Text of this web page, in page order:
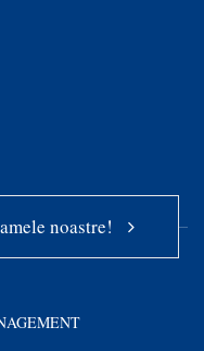
noastre!